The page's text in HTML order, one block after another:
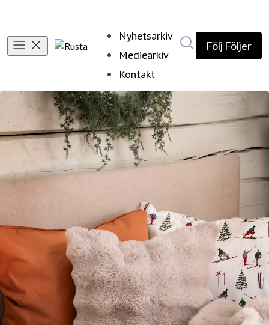
Nyhetsarkiv
Mediearkiv
Kontakt
Följ Följer